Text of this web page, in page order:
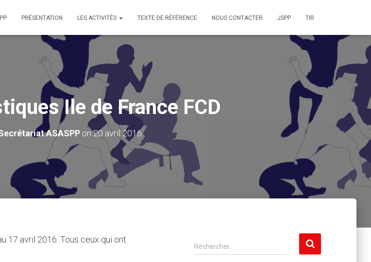
PRÉSENTATION LES ACTIVITÉS TEXTE DE RÉFÉRENCE NOUS CONTACTER JSPP TIR
Ile de France FCD
ASASPP on20 avril 2016
17 avril 2016. Tous ceux qui ont
R
e
Rechercher…